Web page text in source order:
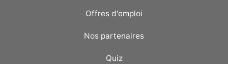
Offres d'emploi
Nos partenaires
Quiz